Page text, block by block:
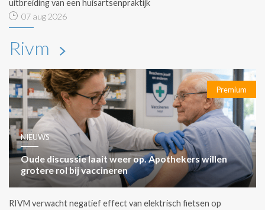
uitbreiding van een huisartsenpraktijk
07 aug 2026
Rivm
Premium
NIEUWS
Oude discussie laait weer op. Apothekers willen
grotere rol bij vaccineren
RIVM verwacht negatief effect van elektrisch fietsen op